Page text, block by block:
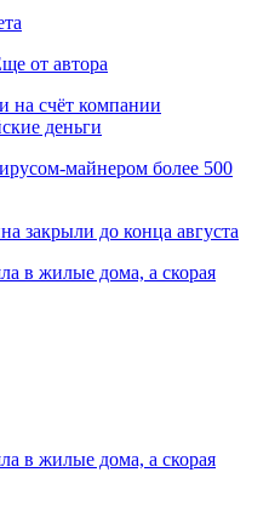
от автора
на счёт компании
деньги
майнером более 500
закрыли до конца августа
в жилые дома, а скорая
в жилые дома, а скорая